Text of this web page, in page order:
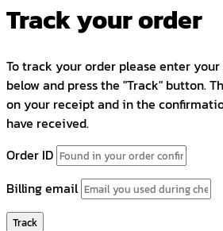
Track your order
To track your order please enter
below and press the "Track" button.
on your receipt and in the
have received.
Order ID
Billing email
Track